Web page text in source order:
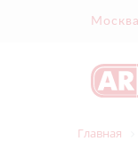
Москва
Главная